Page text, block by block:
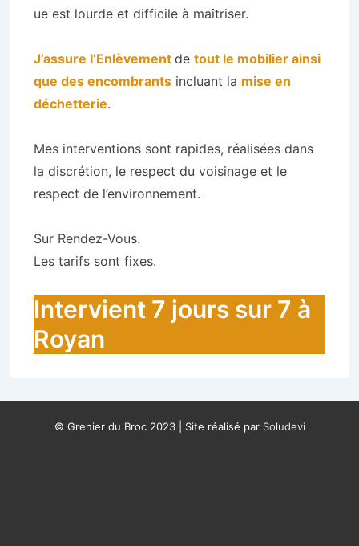
ue est lourde et difficile à maîtriser.
J’assure l’Enlèvement de tout le mobilier ainsi
que des encombrants incluant la mise en
déchetterie.
Mes interventions sont rapides, réalisées dans
la discrétion, le respect du voisinage et le
respect de l’environnement.
Sur Rendez-Vous.
Les tarifs sont fixes.
Intervient 7 jours sur 7 à
Royan
© Grenier du Broc 2023 | Site réalisé par Soludevi